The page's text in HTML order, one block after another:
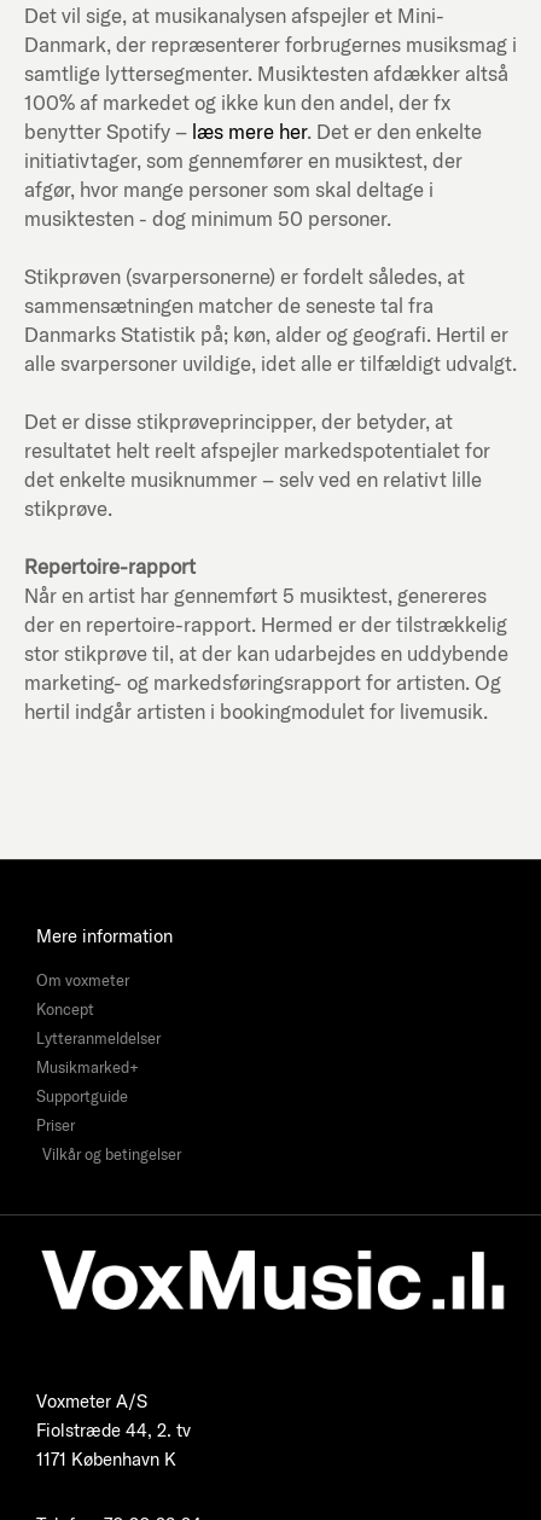
Det vil sige, at musikanalysen afspejler et Mini-
Danmark, der repræsenterer forbrugernes musiksmag i
samtlige lyttersegmenter. Musiktesten afdækker altså
100% af markedet og ikke kun den andel, der fx
benytter Spotify – læs mere her. Det er den enkelte
initiativtager, som gennemfører en musiktest, der
afgør, hvor mange personer som skal deltage i
musiktesten - dog minimum 50 personer.
Stikprøven (svarpersonerne) er fordelt således, at
sammensætningen matcher de seneste tal fra
Danmarks Statistik på; køn, alder og geografi. Hertil er
alle svarpersoner uvildige, idet alle er tilfældigt udvalgt.
Det er disse stikprøveprincipper, der betyder, at
resultatet helt reelt afspejler markedspotentialet for
det enkelte musiknummer – selv ved en relativt lille
stikprøve.
Repertoire-rapport
Når en artist har gennemført 5 musiktest, genereres
der en repertoire-rapport. Hermed er der tilstrækkelig
stor stikprøve til, at der kan udarbejdes en uddybende
marketing- og markedsføringsrapport for artisten. Og
hertil indgår artisten i bookingmodulet for livemusik.
Mere information
Om voxmeter
Koncept
Lytteranmeldelser
Musikmarked+
Supportguide
Priser
Vilkår og betingelser
Voxmeter A/S
Fiolstræde 44, 2. tv
1171 København K